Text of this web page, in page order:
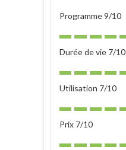
Programme 9/10
Durée de vie 7/10
Utilisation 7/10
Prix 7/10